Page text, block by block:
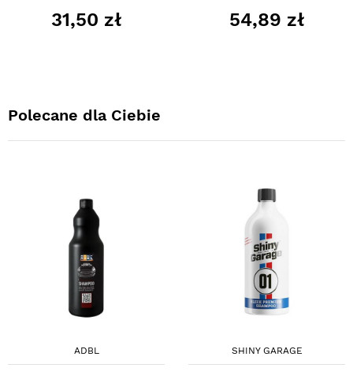
31,50 zł 54,89 zł
Polecane dla Ciebie
ADBL SHINY GARAGE